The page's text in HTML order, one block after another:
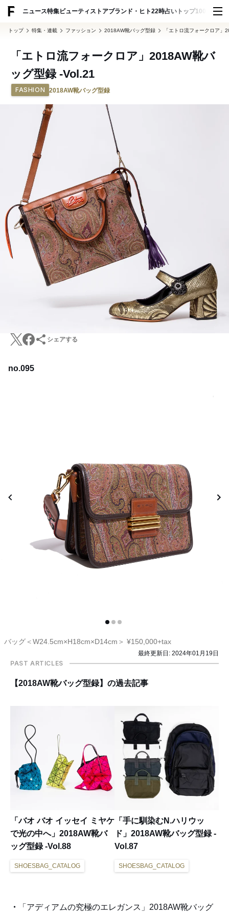
ニュース特集ビューティ ストアブランド・ヒト22時占い トップ100 スナッ
トップ 特集・連載 ファッション 2018AW靴バッグ型録 「エトロ流フォークロア
「エトロ流フォークロア」2018AW靴バ
ッグ型録 -Vol.21
FASHION 2018AW靴バッグ型録
シェアする
no.095
バッグ＜W24.5cm×H18cm×D14cm＞ ¥150,000+tax
最終更新日: 2024年01月19日
PAST ARTICLES
【2018AW靴バッグ型録】の過去記事
「バオ バオ イッセイ ミヤケ
で光の中へ」2018AW靴バ
ッグ型録 -Vol.88
SHOESBAG_CATALOG
「手に馴染むN.ハリウッ
ド」2018AW靴バッグ型録 -
Vol.87
SHOESBAG_CATALOG
「アディアムの究極のエレガンス」2018AW靴バッグ